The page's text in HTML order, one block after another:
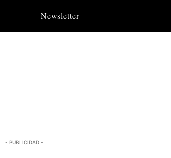
Newsletter
- PUBLICIDAD -